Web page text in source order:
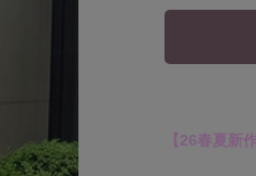
【26春夏新